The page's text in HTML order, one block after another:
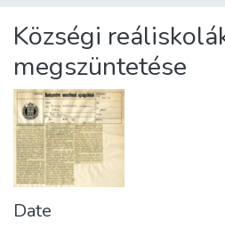
Községi
megszüntetése
Date